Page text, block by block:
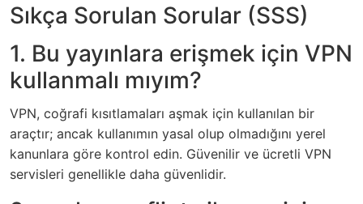
Sıkça Sorulan Sorular (SSS)
1. Bu yayınlara erişmek için VPN
kullanmalı mıyım?
VPN, coğrafi kısıtlamaları aşmak için kullanılan bir
araçtır; ancak kullanımın yasal olup olmadığını yerel
kanunlara göre kontrol edin. Güvenilir ve ücretli VPN
servisleri genellikle daha güvenlidir.